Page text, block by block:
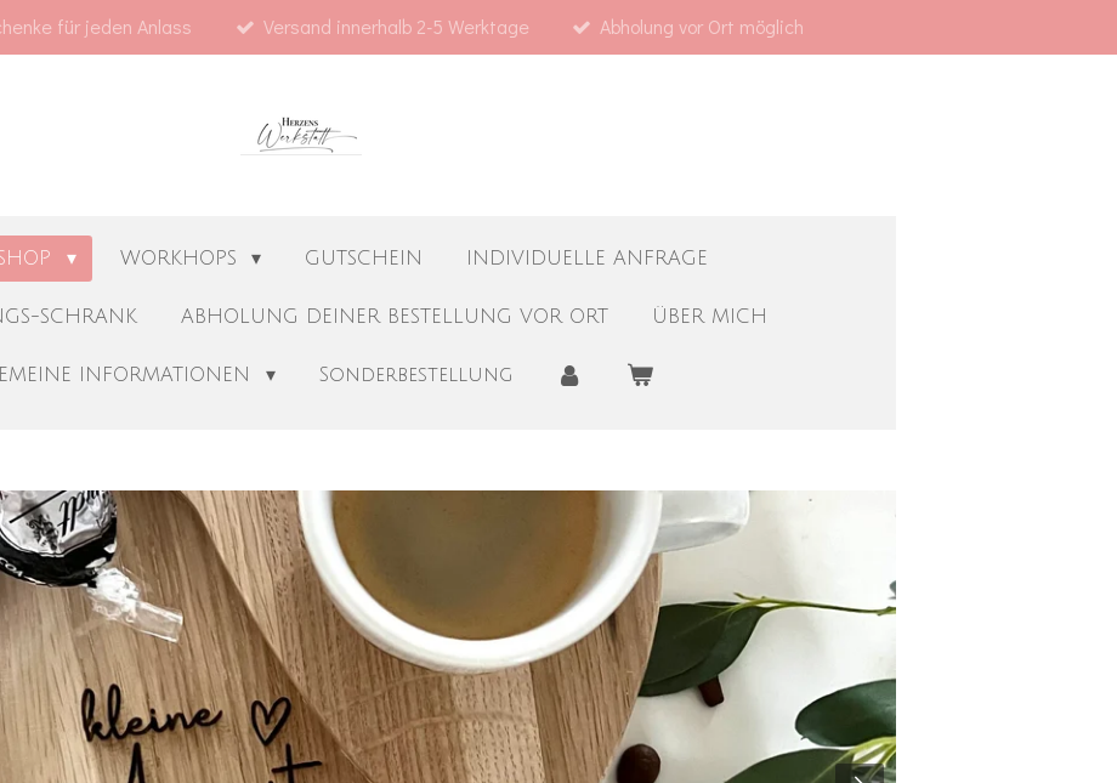
für jeden Anlass Versand innerhalb 2-5 Werktage Abholung vor Ort möglich
WORKHOPS GUTSCHEIN INDIVIDUELLE ANFRAGE
SCHRANK ABHOLUNG DEINER BESTELLUNG VOR ORT ÜBER MICH
INFORMATIONEN Sonderbestellung